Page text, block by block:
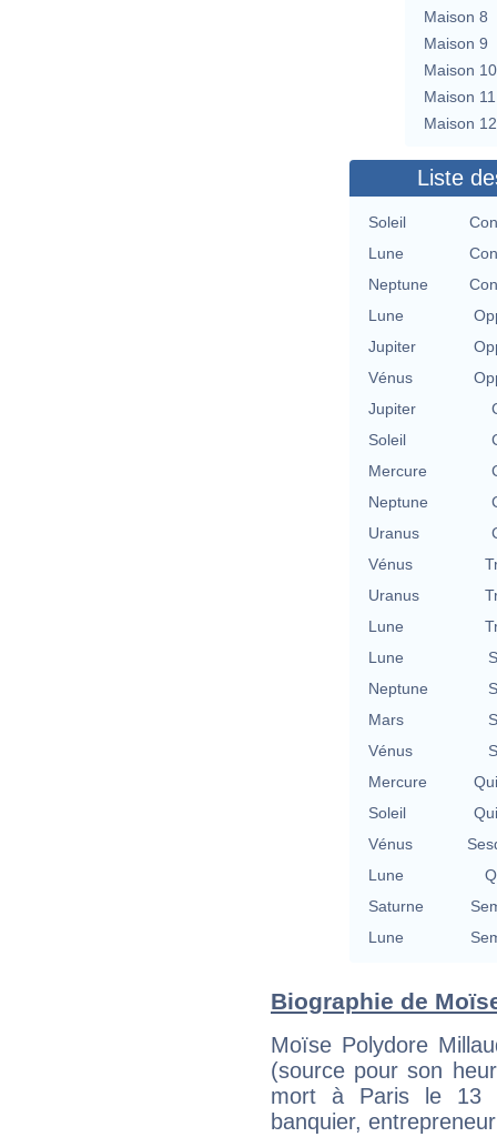
Maison 8
Maison 9
Maison 10
Maison 11
Maison 12
Liste
Soleil
Lune
Neptune
Lune
Jupiter
Vénus
Jupiter
Soleil
Mercure
Neptune
Uranus
Vénus
Uranus
Lune
Lune
Neptune
Mars
Vénus
Mercure
Soleil
Vénus
Lune
Saturne
Lune
Biographie de
Moïse Polydore
(source pour son
mort à Paris le 13
banquier,